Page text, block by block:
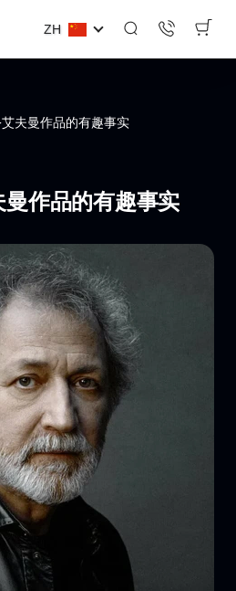
ZH
艾夫曼作品的有趣事实
曼作品的有趣事实